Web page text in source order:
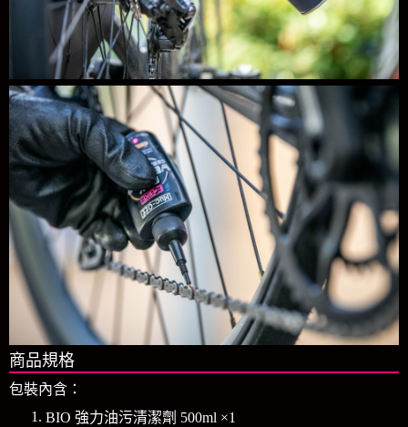
商品規格
包裝內含：
BIO 強力油污清潔劑 500ml ×1